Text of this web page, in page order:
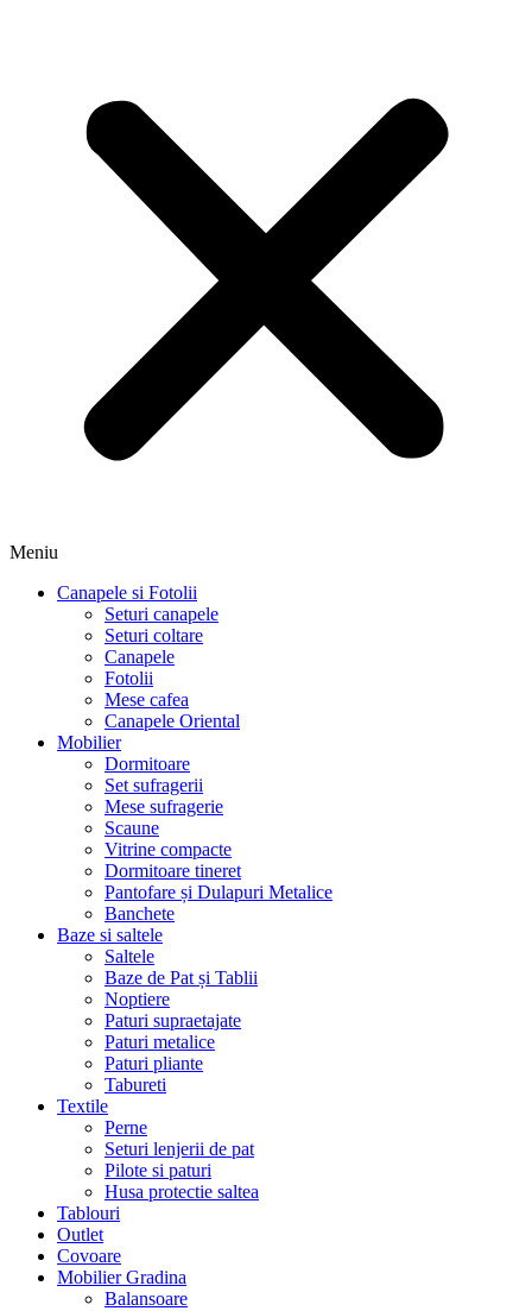
Meniu
Canapele si Fotolii
Seturi canapele
Seturi coltare
Canapele
Fotolii
Mese cafea
Canapele Oriental
Mobilier
Dormitoare
Set sufragerii
Mese sufragerie
Scaune
Vitrine compacte
Dormitoare tineret
Pantofare și Dulapuri Metalice
Banchete
Baze si saltele
Saltele
Baze de Pat și Tablii
Noptiere
Paturi supraetajate
Paturi metalice
Paturi pliante
Tabureti
Textile
Perne
Seturi lenjerii de pat
Pilote si paturi
Husa protectie saltea
Tablouri
Outlet
Covoare
Mobilier Gradina
Balansoare